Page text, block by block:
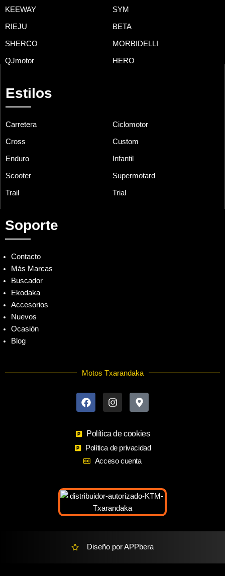
KEEWAY SYM
RIEJU BETA
SHERCO MORBIDELLI
QJmotor HERO
Estilos
Carretera Ciclomotor
Cross Custom
Enduro Infantil
Scooter Supermotard
Trail Trial
Soporte
Contacto
Más Marcas
Buscador
Ekodaka
Accesorios
Nuevos
Ocasión
Blog
Motos Txarandaka
a
c
o
o
k
n
s
g
r
a
m
a
p
a
r
k
e
a
l
Política de cookies
Política de privacidad
Acceso cuenta
Diseño por APPbera